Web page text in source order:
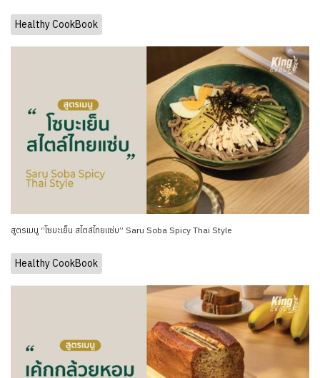
Healthy CookBook
สูตรเมนู “โซบะเย็น สไตล์ไทยแซ่บ” Saru Soba Spicy Thai Style
Healthy CookBook